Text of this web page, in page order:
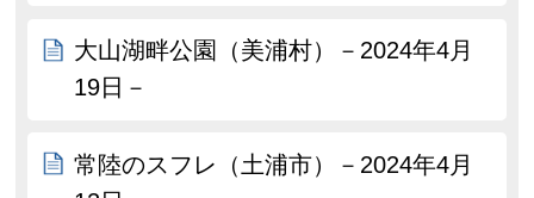
大山湖畔公園（美浦村）－2024年4月
19日－
常陸のスフレ（土浦市）－2024年4月